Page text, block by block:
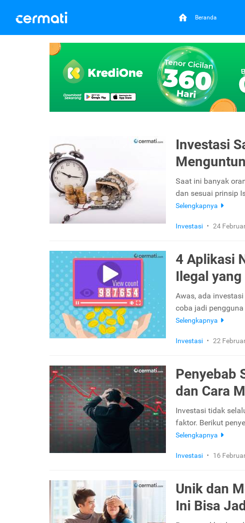
Beranda
Investasi
Saat ini banyak
dan sesuai prinsip
Selengkapnya
Investasi • 24
4 Aplikasi
Ilegal
Awas, ada
coba jadi
Selengkapnya
Investasi • 22
Penyebab
dan Cara
Investasi tidak
faktor. Berikut
Selengkapnya
Investasi • 16
Unik dan
Ini Bisa